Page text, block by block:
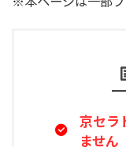
京セラ
ません